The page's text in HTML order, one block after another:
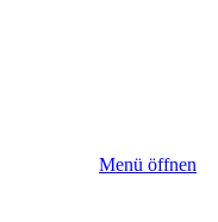
Menü öffnen